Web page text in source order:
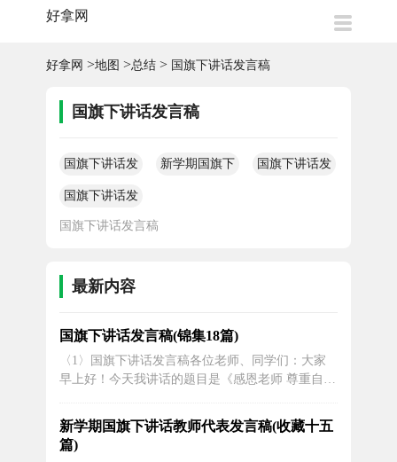
好拿网
好拿网 >地图 >总结 > 国旗下讲话发言稿
国旗下讲话发言稿
国旗下讲话发
言稿
新学期国旗下
国旗下讲话发
国旗下讲话发
言稿
国旗下讲话发言稿
最新内容
国旗下讲话发言稿(锦集18篇)
〈1〉国旗下讲话发言稿各位老师、同学们：大家
早上好！今天我讲话的题目是《感恩老师 尊重自
知识；要讲文明、懂礼貌；要有爱心，懂得关心、
体贴别人，要勤劳不懒惰，自己能做的事情，要自
己做，还要懂得感恩，同学们：你们说在学校里最
新学期国旗下讲话教师代表发言稿(收藏十五
篇)